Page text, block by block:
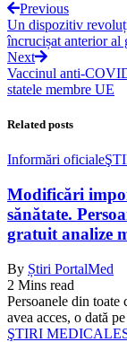
Previous
Un dispozitiv
încrucișat anterior
Next
Vaccinul anti-
statele membre UE
Related posts
Informări oficiale
Modificări
sănătate.
gratuit analize
By Știri PortalMed
2 Mins read
Persoanele din
avea acces, o dată
ŞTIRI MEDICALE